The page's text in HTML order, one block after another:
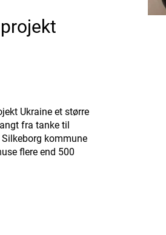
Ukraine et større
fra tanke til
kommune
flere end 500